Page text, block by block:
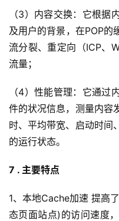
（3）内容交换：它根据
及用户的背景，在POP的
流分裂、重定向（ICP、
流量；
（4）性能管理：它通过
件的状况信息，测量内容
时、平均带宽、启动时间
的运行状态。
7 . 主要特点
1、本地Cache加速 提高
态页面站点)的访问速度